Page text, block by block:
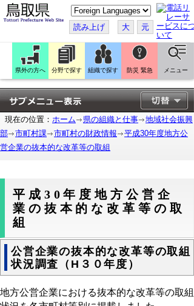
こ
の
ペ
ー
ジ
翻
訳
す
る
読み上げ 大 元
県外の方へ 分野で探す 組織で探す 防災 緊急 メニュー
現在の位置： ホーム 県の組織と仕事
地域社会振興
部
市町村課 市町村の財政情報
平成30年度地方公
営企業の抜本的な改革等の取組
平成30年度地方公営企
業の抜本的な改革等の取
組
公営企業の抜本的な改革等の取組
状況調査（H３０年度）
地方公営企業における抜本的な改革等の取組